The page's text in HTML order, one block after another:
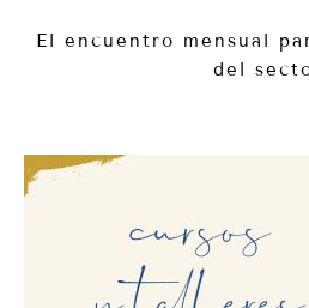
El encuentro mensual
del